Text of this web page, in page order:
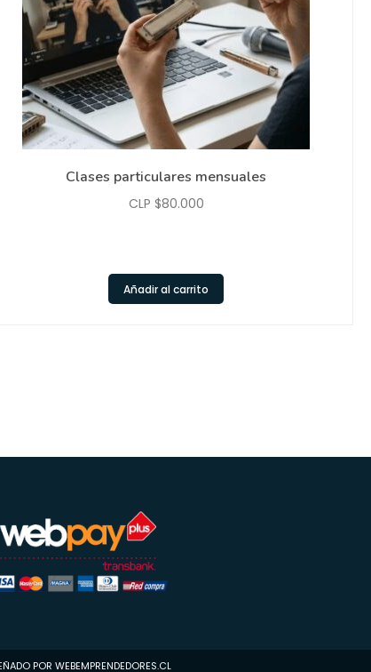
Clases particulares mensuales
CLP $80.000
Añadir al carrito
POR WEBEMPRENDEDORES.CL